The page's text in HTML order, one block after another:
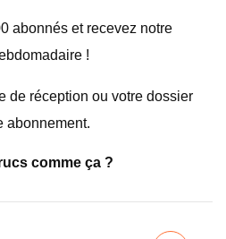
abonnés et recevez notre
!
de réception ou votre dossier
abonnement.
comme ça ?